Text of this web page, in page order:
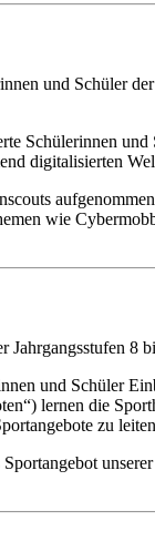
und Schüler
Schülerinnen
digitalisierten
wie
Jahrgangsstufen
und Schüler
lernen die
zu